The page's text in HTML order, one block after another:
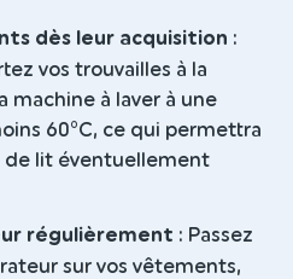
dès leur acquisition :
vos trouvailles à la
machine à laver à une
60°C, ce qui permettra
de lit éventuellement
régulièrement : Passez
sur vos vêtements,